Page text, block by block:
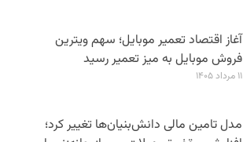
آغاز اقتصاد تعمیر موبایل؛ سهم ویترین
فروش موبایل به میز تعمیر رسید
۱۱ مرداد ۱۴۰۵
مدل تامین مالی دانش‌بنیان‌ها تغییر کرد؛